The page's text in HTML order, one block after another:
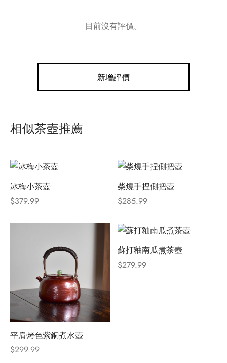
目前沒有評價。
新增評價
相似茶壺推薦
冰梅小茶壺
$379.99
柴燒手捏側把壺
$285.99
平肩烤色紫銅煮水壺
$299.99
蘇打釉南瓜煮茶壺
$279.99